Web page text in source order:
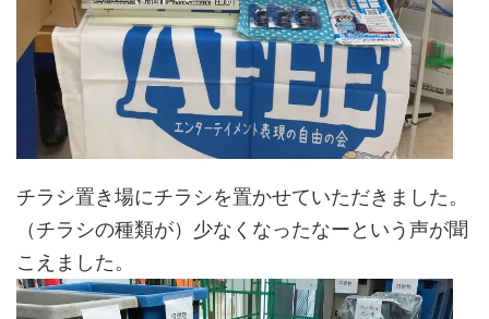
チラシ置き場にチラシを置かせていただきました。
（チラシの種類が）少なくなったなーという声が聞
こえました。